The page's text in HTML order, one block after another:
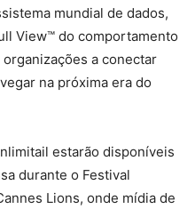
mundial de dados,
View™ do comportamento
a conectar
na próxima era do
estarão disponíveis
durante o Festival
Lions, onde mídia de